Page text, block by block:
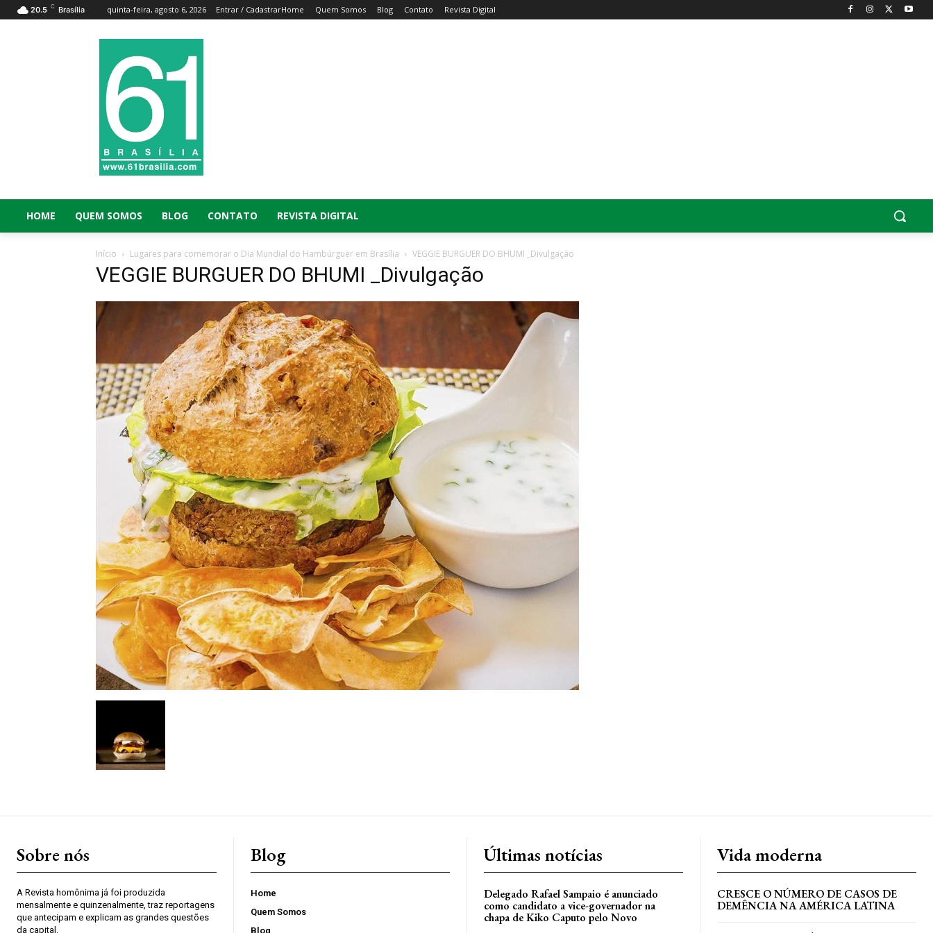
20.5 C Brasília quinta-feira, agosto 6, 2026 Entrar / CadastrarHome Quem Somos Blog Contato Revista Digital
HOME QUEM SOMOS BLOG CONTATO REVISTA DIGITAL
Início Lugares para comemorar o Dia Mundial do Hambúrguer em Brasília VEGGIE BURGUER DO BHUMI _Divulgação
VEGGIE BURGUER DO BHUMI _Divulgação
Sobre nós
A Revista homônima já foi produzida
mensalmente e quinzenalmente, traz reportagens
que antecipam e explicam as grandes questões
da capital.
Blog
Home
Quem Somos
Blog
Últimas notícias
Delegado Rafael Sampaio é anunciado
como candidato a vice-governador na
chapa de Kiko Caputo pelo Novo
Vida moderna
CRESCE O NÚMERO DE CASOS DE
DEMÊNCIA NA AMÉRICA LATINA